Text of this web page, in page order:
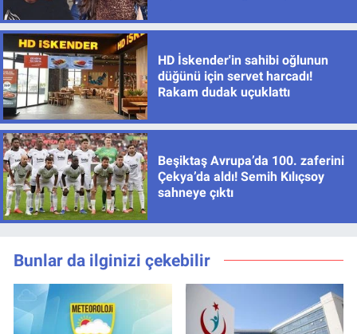
HD İskender'in sahibi oğlunun
düğünü için servet harcadı!
Rakam dudak uçuklattı
Beşiktaş Avrupa’da 100. zaferini
Çekya’da aldı! Semih Kılıçsoy
sahneye çıktı
Bunlar da ilginizi çekebilir